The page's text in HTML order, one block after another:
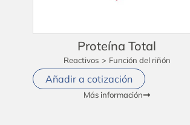
Proteína Total
Reactivos > Función del riñón
Añadir a cotización
Más información